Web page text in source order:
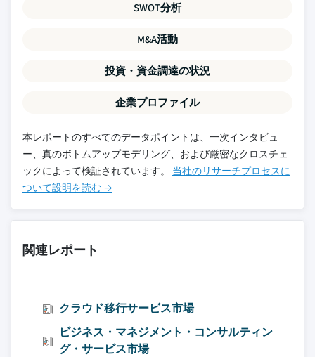
SWOT分析
M&A活動
投資・資金調達の状況
企業プロファイル
本レポートのすべてのデータポイントは、一次インタビュ
ー、真のボトムアップモデリング、および厳密なクロスチェ
ックによって検証されています。 当社のリサーチプロセスに
ついて設明を読む →
関連レポート
クラウド移行サービス市場
ビジネス・マネジメント・コンサルティン
グ・サービス市場